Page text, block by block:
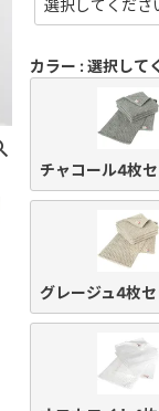
カラー 選択して
チャコール4枚
グレージュ4枚